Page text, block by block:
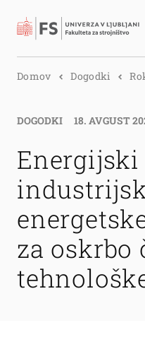
Išči
Domov Dogodki
DOGODKI 18. AVGUST
za oskrbo